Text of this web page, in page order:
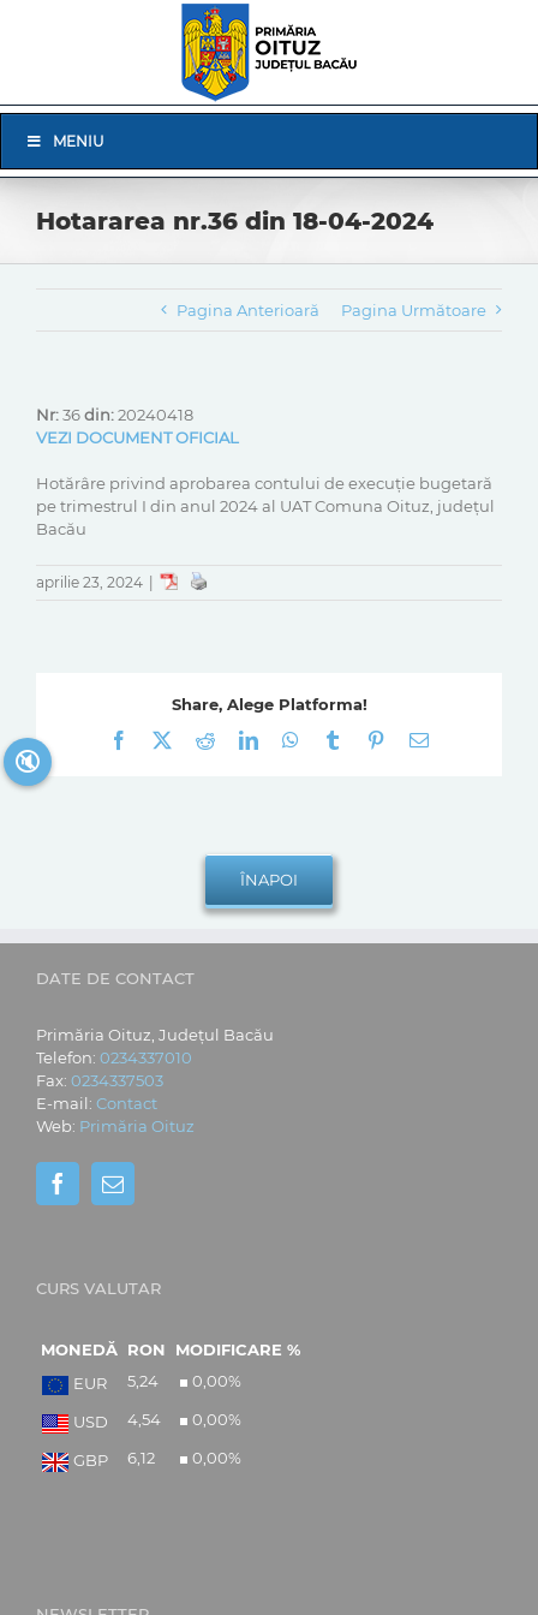
Navigation
MENIU
Hotararea nr.36 din 18-04-2024
Pagina Anterioară Pagina Următoare
Nr:36din:20240418
VEZI DOCUMENT OFICIAL
Hotărâre privind aprobarea contului de execuție bugetară
pe trimestrul I din anul 2024 al UAT Comuna Oituz, județul
Bacău
aprilie 23, 2024
Share, Alege Platforma!
Facebook
RedditLinkedInWhatsApp
Tumblr Pinterest
E-
DATE DE CONTACT
Primăria Oituz, Județul Bacău
Telefon: 0234337010
Fax: 0234337503
E-mail: Contact
Web: Primăria Oituz
CURS VALUTAR
MONEDĂ RON
MODIFICARE %
EUR
5,24 0,00%
USD 4,54 0,00%
GBP 6,12 0,00%
🔇